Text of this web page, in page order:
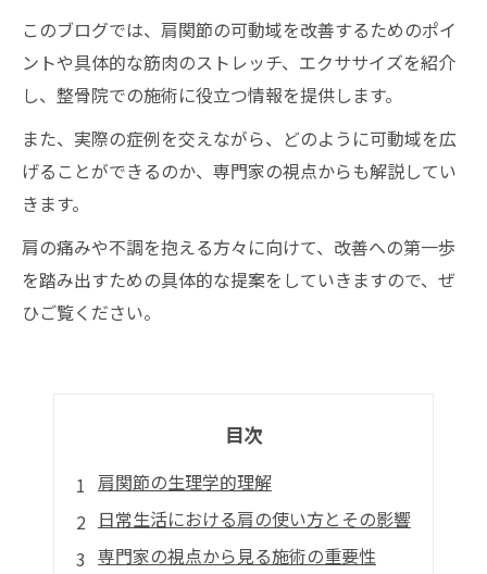
このブログでは、肩関節の可動域を改善するためのポイ
ントや具体的な筋肉のストレッチ、エクササイズを紹介
し、整骨院での施術に役立つ情報を提供します。
また、実際の症例を交えながら、どのように可動域を広
げることができるのか、専門家の視点からも解説してい
きます。
肩の痛みや不調を抱える方々に向けて、改善への第一歩
を踏み出すための具体的な提案をしていきますので、ぜ
ひご覧ください。
目次
肩関節の生理学的理解
日常生活における肩の使い方とその影響
専門家の視点から見る施術の重要性